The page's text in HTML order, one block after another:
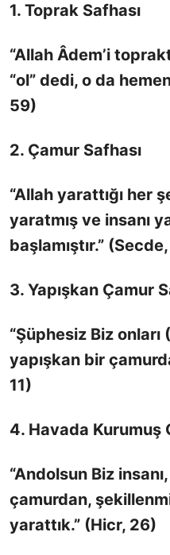
1. Toprak Safhası
“Allah Âdem’i
“ol” dedi, o da
59)
2. Çamur Safhası
“Allah yarattığı her
yaratmış ve insanı
başlamıştır.”
3. Yapışkan Çamur
“Şüphesiz Biz
yapışkan bir
11)
4. Havada Kurumuş
“Andolsun Biz
çamurdan,
yarattık.” (Hicr, 26)